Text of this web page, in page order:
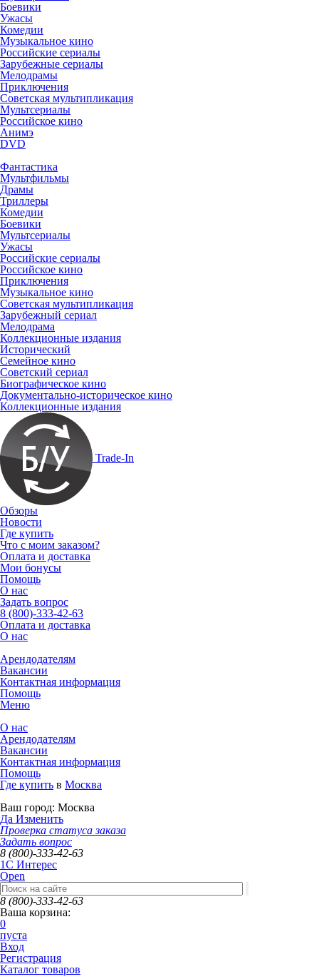
Боевики
Ужасы
Комедии
Музыкальное кино
Российские сериалы
Зарубежные сериалы
Мелодрамы
Приключения
Советская мультипликация
Мультсериалы
Российское кино
Анимэ
DVD
Фантастика
Мультфильмы
Драмы
Триллеры
Комедии
Боевики
Мультсериалы
Ужасы
Российские сериалы
Российское кино
Приключения
Музыкальное кино
Советская мультипликация
Зарубежный сериал
Мелодрама
Коллекционные издания
Исторический
Семейное кино
Советский сериал
Биографическое кино
Документально-историческое кино
Коллекционные издания
Trade-In
Обзоры
Новости
Где купить
Что с моим заказом?
Оплата и доставка
Мои бонусы
Помощь
О нас
Задать вопрос
8 (800)-333-42-63
Оплата и доставка
О нас
Арендодателям
Вакансии
Контактная информация
Помощь
Меню
О нас
Арендодателям
Вакансии
Контактная информация
Помощь
Где купить в Москва
Ваш город: Москва
Да Изменить
Проверка статуса заказа
Задать вопрос
8 (800)-333-42-63
1C Интерес
Open
8 (800)-333-42-63
Ваша корзина:
0
пуста
Вход
Регистрация
Каталог товаров